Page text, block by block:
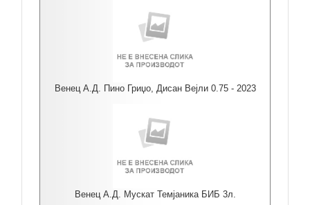
Венец А.Д. Пино Гриџо, Дисан Вејли 0.75 - 2023
Венец А.Д. Мускат Темјаника БИБ 3л.